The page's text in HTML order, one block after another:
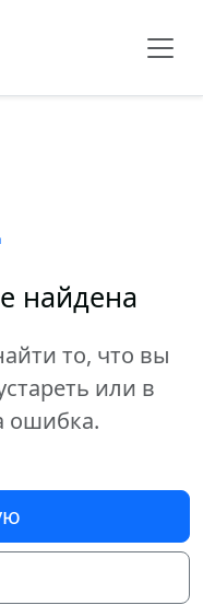
найдена
то, что вы
или в
ошибка.